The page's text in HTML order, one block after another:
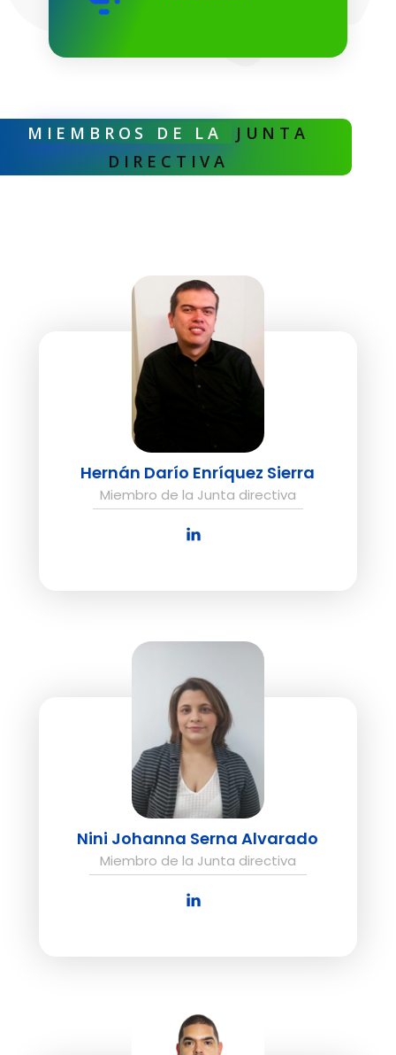
MIEMBROS DE LA
JUNTA
DIRECTIVA
Hernán Darío Enríquez Sierra
Miembro de la Junta directiva
Nini Johanna Serna Alvarado
Miembro de la Junta directiva